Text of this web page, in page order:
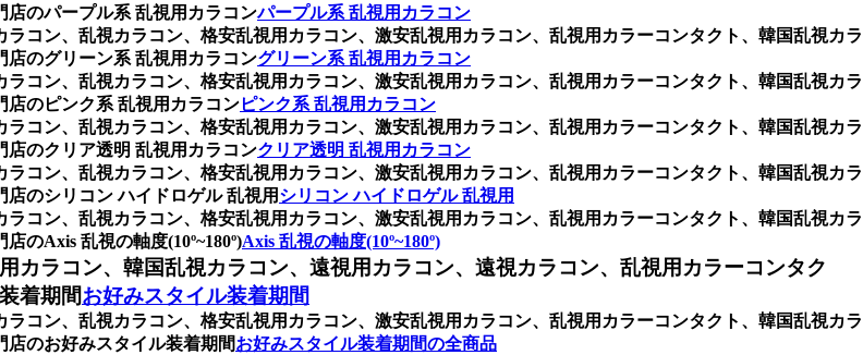
店のパープル系 乱視用カラコンパープル系 乱視用カラコン
コン、乱視カラコン、格安乱視用カラコン、激安乱視用カラコン、乱視用カラーコンタクト、韓国乱視カラ
店のグリーン系 乱視用カラコングリーン系 乱視用カラコン
コン、乱視カラコン、格安乱視用カラコン、激安乱視用カラコン、乱視用カラーコンタクト、韓国乱視カラ
店のピンク系 乱視用カラコンピンク系 乱視用カラコン
コン、乱視カラコン、格安乱視用カラコン、激安乱視用カラコン、乱視用カラーコンタクト、韓国乱視カラ
店のクリア透明 乱視用カラコンクリア透明 乱視用カラコン
コン、乱視カラコン、格安乱視用カラコン、激安乱視用カラコン、乱視用カラーコンタクト、韓国乱視カラ
のシリコン ハイドロゲル 乱視用 シリコン ハイドロゲル 乱視用
コン、乱視カラコン、格安乱視用カラコン、激安乱視用カラコン、乱視用カラーコンタクト、韓国乱視カラ
のAxis 乱視の軸度(10º~180º)Axis 乱視の軸度(10º~180º)
ラコン、韓国乱視カラコン、遠視用カラコン、遠視カラコン、乱視用カラーコンタク
着期間お好みスタイル装着期間
コン、乱視カラコン、格安乱視用カラコン、激安乱視用カラコン、乱視用カラーコンタクト、韓国乱視カラ
のお好みスタイル装着期間お好みスタイル装着期間の全商品